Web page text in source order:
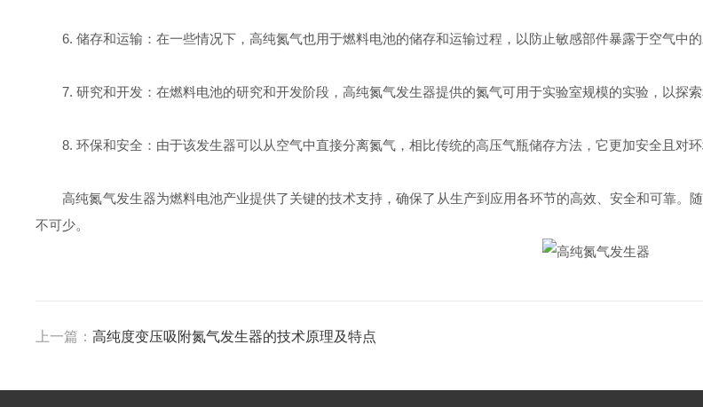
6. 储存和运输：在一些情况下，高纯氮气也用于燃料电池的储存和运输过程，以防止敏感部件暴露于空气中的
7. 研究和开发：在燃料电池的研究和开发阶段，高纯氮气发生器提供的氮气可用于实验室规模的实验，以探索
8. 环保和安全：由于该发生器可以从空气中直接分离氮气，相比传统的高压气瓶储存方法，它更加安全且对
高纯氮气发生器为燃料电池产业提供了关键的技术支持，确保了从生产到应用各环节的高效、安全和可靠。
不可少。
上一篇：高纯度变压吸附氮气发生器的技术原理及特点